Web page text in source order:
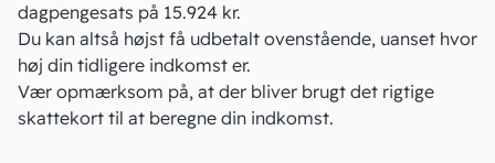
dagpengesats på 15.924 kr.
Du kan altså højst få udbetalt ovenstående, uanset hvor
høj din tidligere indkomst er.
Vær opmærksom på, at der bliver brugt det rigtige
skattekort til at beregne din indkomst.